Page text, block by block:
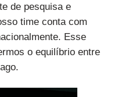
de pesquisa e
time conta com
Esse
o equilíbrio entre